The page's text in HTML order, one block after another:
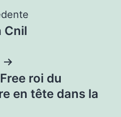
Cnil
roi du
en tête dans la